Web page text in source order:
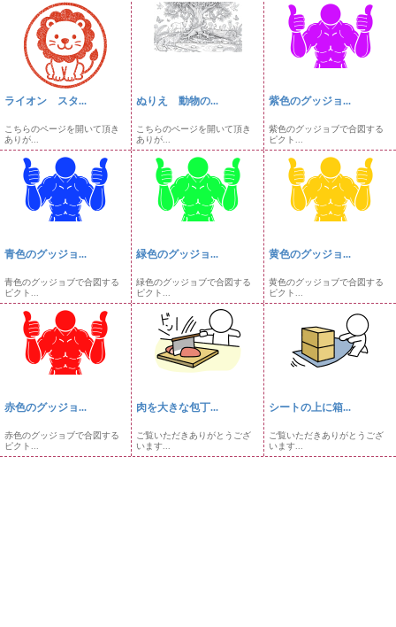
ライオン スタ...
こちらのページを開いて頂き
ありが...
ぬりえ 動物の...
こちらのページを開いて頂き
ありが...
紫色のグッジョ...
紫色のグッジョブで合図する
ピクト...
青色のグッジョ...
青色のグッジョブで合図する
ピクト...
緑色のグッジョ...
緑色のグッジョブで合図する
ピクト...
黄色のグッジョ...
黄色のグッジョブで合図する
ピクト...
赤色のグッジョ...
赤色のグッジョブで合図する
ピクト...
肉を大きな包丁...
ご覧いただきありがとうござ
います...
シートの上に箱...
ご覧いただきありがとうござ
います...